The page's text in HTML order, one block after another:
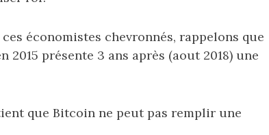
économistes chevronnés, rappelons que
présente 3 ans après (aout 2018) une
que Bitcoin ne peut pas remplir une